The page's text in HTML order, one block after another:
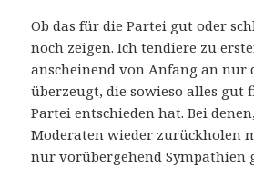
Ob das für die Partei gut oder
noch zeigen. Ich tendiere zu
anscheinend von Anfang an nur
überzeugt, die sowieso alles gut
Partei entschieden hat. Bei
Moderaten wieder zurückholen
nur vorübergehend Sympathien